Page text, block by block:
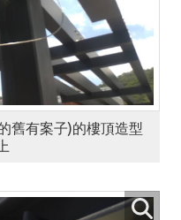
舊有案子)的樓頂造型